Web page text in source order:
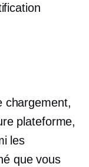
chargement,
plateforme,
les
que vous